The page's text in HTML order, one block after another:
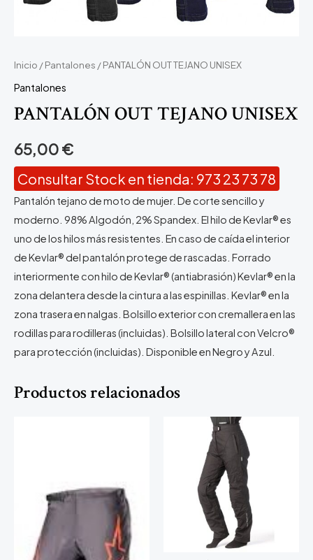
Inicio /Pantalones / PANTALÓN OUT TEJANO UNISEX
Pantalones
PANTALÓN OUT TEJANO UNISEX
65,00€
Consultar Stock en tienda: 973 23 73 78
Pantalón tejano de moto de mujer. De corte sencillo y
moderno. 98% Algodón, 2% Spandex. El hilo de Kevlar® es
uno de los hilos más resistentes. En caso de caída el interior
de Kevlar® del pantalón protege de rascadas. Forrado
interiormente con hilo de Kevlar® (antiabrasión) Kevlar® en la
zona delantera desde la cintura a las espinillas. Kevlar® en la
zona trasera en nalgas. Bolsillo exterior con cremallera en las
rodillas para rodilleras (incluidas). Bolsillo lateral con Velcro®
para protección (incluidas). Disponible en Negro y Azul.
Productos relacionados